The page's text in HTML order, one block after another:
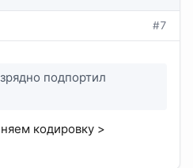
#7
подпортил
кодировку >